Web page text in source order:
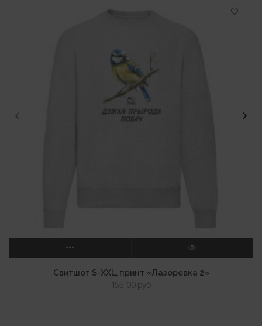
ВЫБЕРИТЕ ПАРАМЕТРЫ
Свитшот S-XXL, принт «Лазоревка 2»
155,00 руб